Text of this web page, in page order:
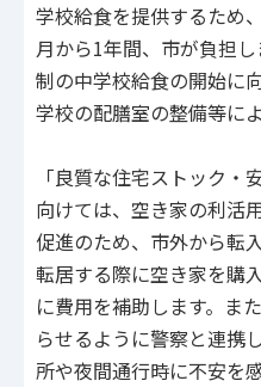
学校給食を提供するため
月から1年間、市が負担
制の中学校給食の開始に
学校の配膳室の整備等に
「良質な住宅ストック
向けては、空き家の利活
促進のため、市外から転
転居する際に空き家を購
に費用を補助します。ま
らせるように警察と連携
所や夜間通行時に不安を